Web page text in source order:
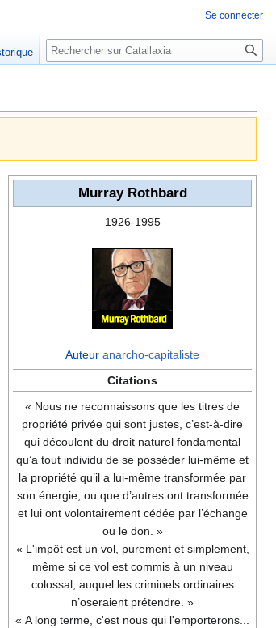
Murray Rothbard
1926-1995
Auteur anarcho-capitaliste
Citations
« Nous ne reconnaissons que les titres de
propriété privée qui sont justes, c’est-à-dire
qui découlent du droit naturel fondamental
qu’a tout individu de se posséder lui-même et
la propriété qu’il a lui-même transformée par
son énergie, ou que d’autres ont transformée
et lui ont volontairement cédée par l’échange
ou le don. »
« L'impôt est un vol, purement et simplement,
même si ce vol est commis à un niveau
colossal, auquel les criminels ordinaires
n’oseraient prétendre. »
« A long terme, c'est nous qui l'emporterons...
Se connecter
Rechercher